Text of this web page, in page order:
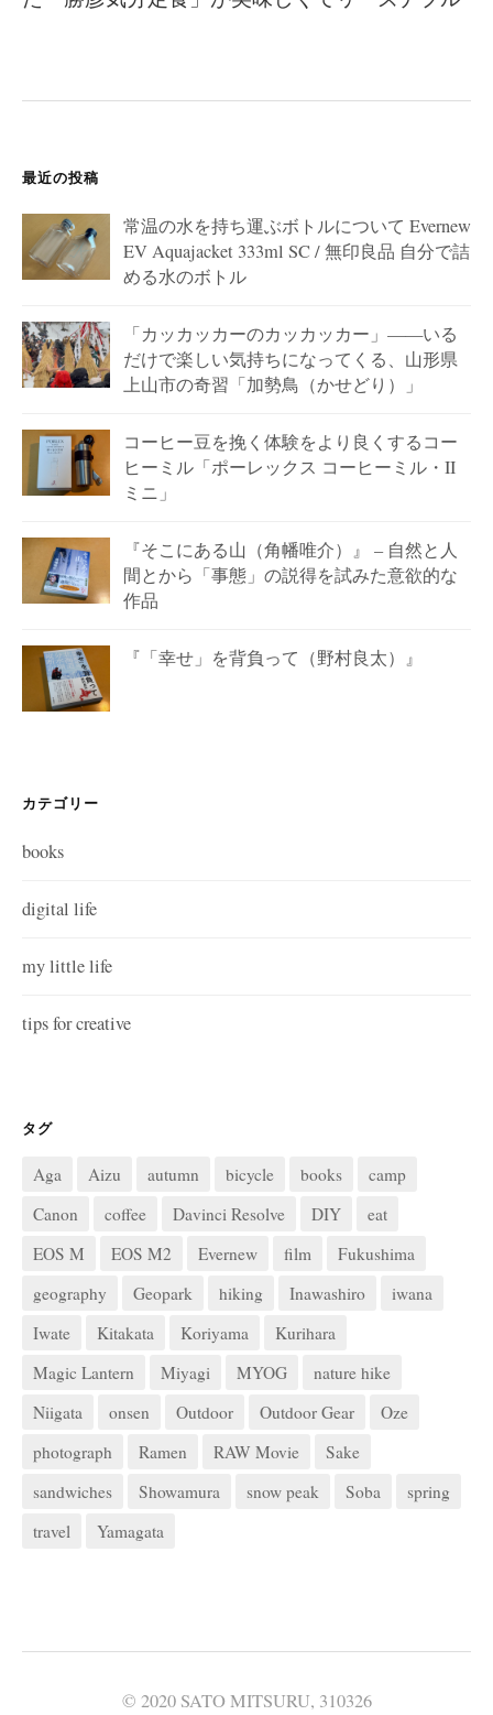
シ
最近の投稿
常温の水を持ち運ぶボトルについて Evernew
EV Aquajacket 333ml SC / 無印良品 自分で詰
める水のボトル
「カッカッカーのカッカッカー」——いる
だけで楽しい気持ちになってくる、山形県
上山市の奇習「加勢鳥（かせどり）」
コーヒー豆を挽く体験をより良くするコー
ヒーミル「ポーレックス コーヒーミル・II
ミニ」
『そこにある山（角幡唯介）』 – 自然と人
間とから「事態」の説得を試みた意欲的な
作品
『「幸せ」を背負って（野村良太）』
カテゴリー
books
digital life
my little life
tips for creative
タグ
Aga Aizu autumn bicycle books
camp
Canon
coffee Davinci Resolve DIY
eat
EOS M
EOS M2 Evernew film
Fukushima
geography
Geopark hiking Inawashiro
iwana
Iwate
Kitakata Koriyama
Kurihara
Magic Lantern
Miyagi MYOG
nature hike
Niigata
onsen Outdoor Outdoor Gear
Oze
photograph
Ramen RAW Movie
Sake
sandwiches
Showamura snow peak Soba
spring
travel
Yamagata
© 2020 SATO MITSURU, 310326